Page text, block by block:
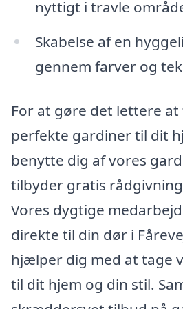
nyttigt i travle
Skabelse af en
gennem farver og
For at gøre det lettere at
perfekte gardiner til dit
benytte dig af vores
tilbyder gratis
Vores dygtige
direkte til din dør i
hjælper dig med at tage
til dit hjem og din stil.